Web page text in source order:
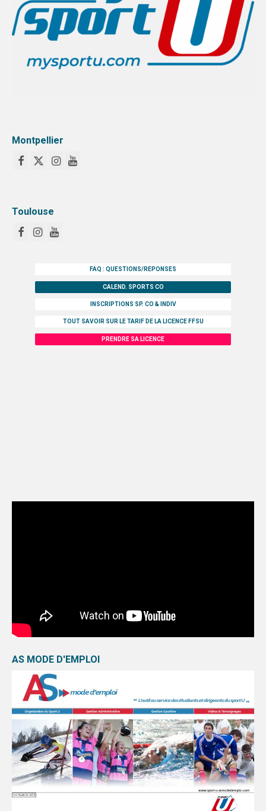
Montpellier
Toulouse
FAQ : QUESTIONS/REPONSES
CALEND. SPORTS CO
INSCRIPTIONS SP. CO & INDIV
TOUT SAVOIR SUR LE TARIF DE LA LICENCE FFSU
PRENDRE SA LICENCE
AS MODE D'EMPLOI